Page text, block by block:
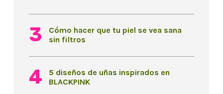
Cómo hacer que tu piel se vea sana
sin filtros
5 diseños de uñas inspirados en
BLACKPINK